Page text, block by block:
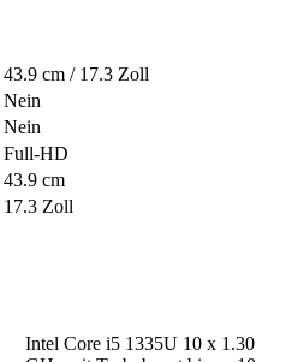
43.9 cm / 17.3 Zoll
Nein
Nein
Full-HD
43.9 cm
17.3 Zoll
Intel Core i5 1335U 10 x 1.30